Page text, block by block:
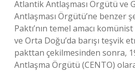
Atlantik Antlaşması Örgütü ve
Antlaşması Örgütü’ne benzer
Paktı’nın temel amacı
ve Orta Doğu’da barışı teşvik
pakttan çekilmesinden sonra,
Antlaşma Örgütü (CENTO)